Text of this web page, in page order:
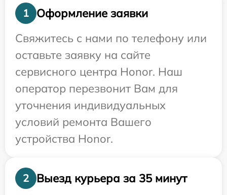
1
Оформление заявки
Свяжитесь с нами по телефону или
оставьте заявку на сайте
сервисного центра Honor. Наш
оператор перезвонит Вам для
уточнения индивидуальных
условий ремонта Вашего
устройства Honor.
2 Выезд курьера за 35 минут